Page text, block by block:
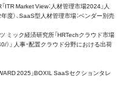
Market View：人材管理市場2024」人
度）、SaaS型人材管理市場：ベンダー別売
ミック経済研究所「HRTechクラウド市場
」 人事・配置クラウド分野における出荷
2025」BOXIL SaaSセクションタレ